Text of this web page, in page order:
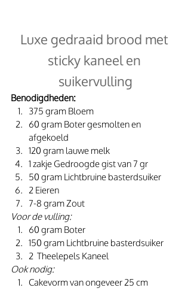
Luxe gedraaid brood met
sticky kaneel en
suikervulling
Benodigdheden:
375 gram Bloem
60 gram Boter gesmolten en
afgekoeld
120 gram lauwe melk
1 zakje Gedroogde gist van 7 gr
50 gram Lichtbruine basterdsuiker
2 Eieren
7-8 gram Zout
Voor de vulling:
60 gram Boter
150 gram Lichtbruine basterdsuiker
2  Theelepels Kaneel
Ook nodig:
Cakevorm van ongeveer 25 cm